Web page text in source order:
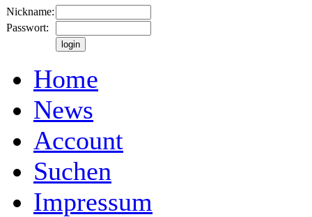
Nickname:
Passwort:
Home
News
Account
Suchen
Impressum